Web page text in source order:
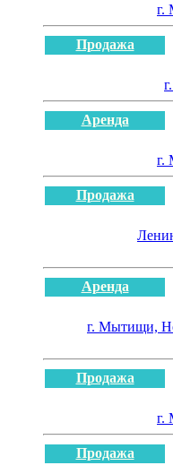
г.
Продажа
Аренда
г.
Продажа
Аренда
г. Мытищи,
Продажа
г.
Продажа